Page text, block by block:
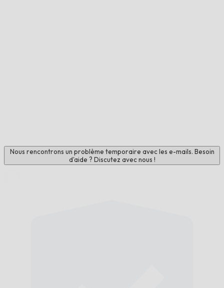
Nous rencontrons un problème temporaire avec les e-mails. Besoin
d'aide ? Discutez avec nous !